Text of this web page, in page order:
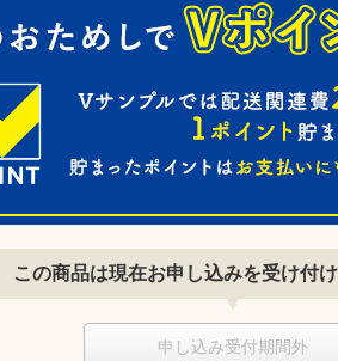
この商品は現在お申し込みを受け付
申し込み受付期間外